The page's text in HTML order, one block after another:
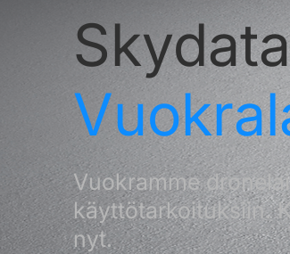
Skydata
Vuokramme
käyttötarkoituksiin.
nyt.